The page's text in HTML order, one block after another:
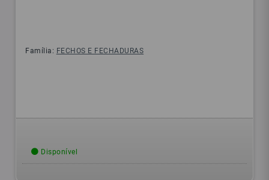
Família: FECHOS E FECHADURAS
Disponível